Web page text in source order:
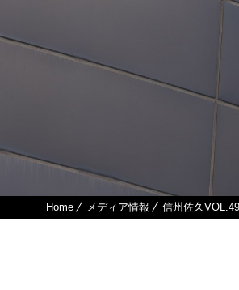
Home メディア情報 信州佐久VOL.49